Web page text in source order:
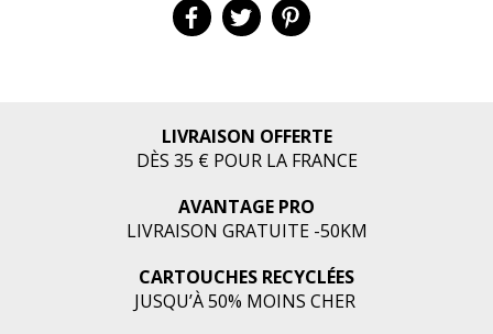
LIVRAISON OFFERTE
DÈS 35 € POUR LA FRANCE
AVANTAGE PRO
LIVRAISON GRATUITE -50KM
CARTOUCHES RECYCLÉES
JUSQU’À 50% MOINS CHER